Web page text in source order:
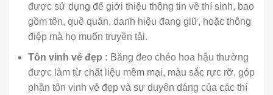
được sử dụng để giới thiệu thông tin về thí sinh, bao
gồm tên, quê quán, danh hiệu đang giữ, hoặc thông
điệp mà họ muốn truyền tải.
Tôn vinh vẻ đẹp : Băng đeo chéo hoa hậu thường
được làm từ chất liệu mềm mại, màu sắc rực rỡ, góp
phần tôn vinh vẻ đẹp và sự duyên dáng của các thí